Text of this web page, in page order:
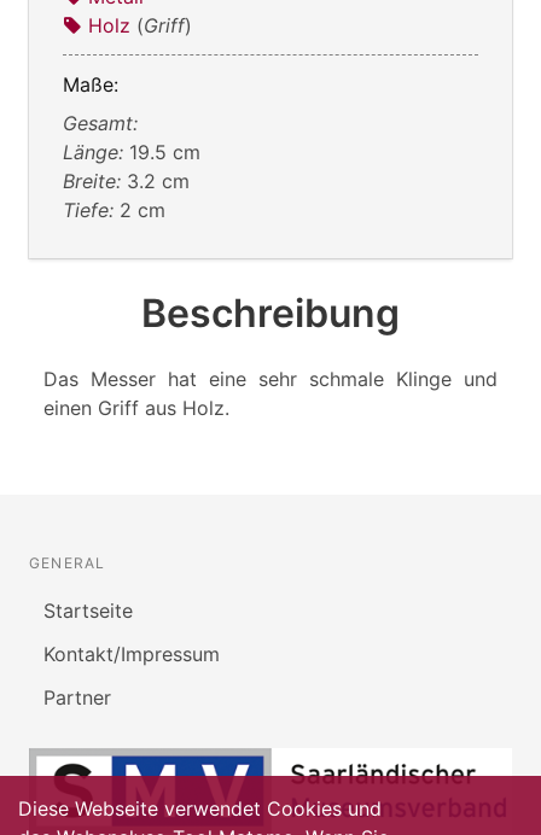
Holz (Griff)
Maße:
Gesamt:
Länge: 19.5 cm
Breite: 3.2 cm
Tiefe: 2 cm
Beschreibung
Das Messer hat eine sehr schmale Klinge und
einen Griff aus Holz.
GENERAL
Startseite
Kontakt/Impressum
Partner
Diese Webseite verwendet Cookies und